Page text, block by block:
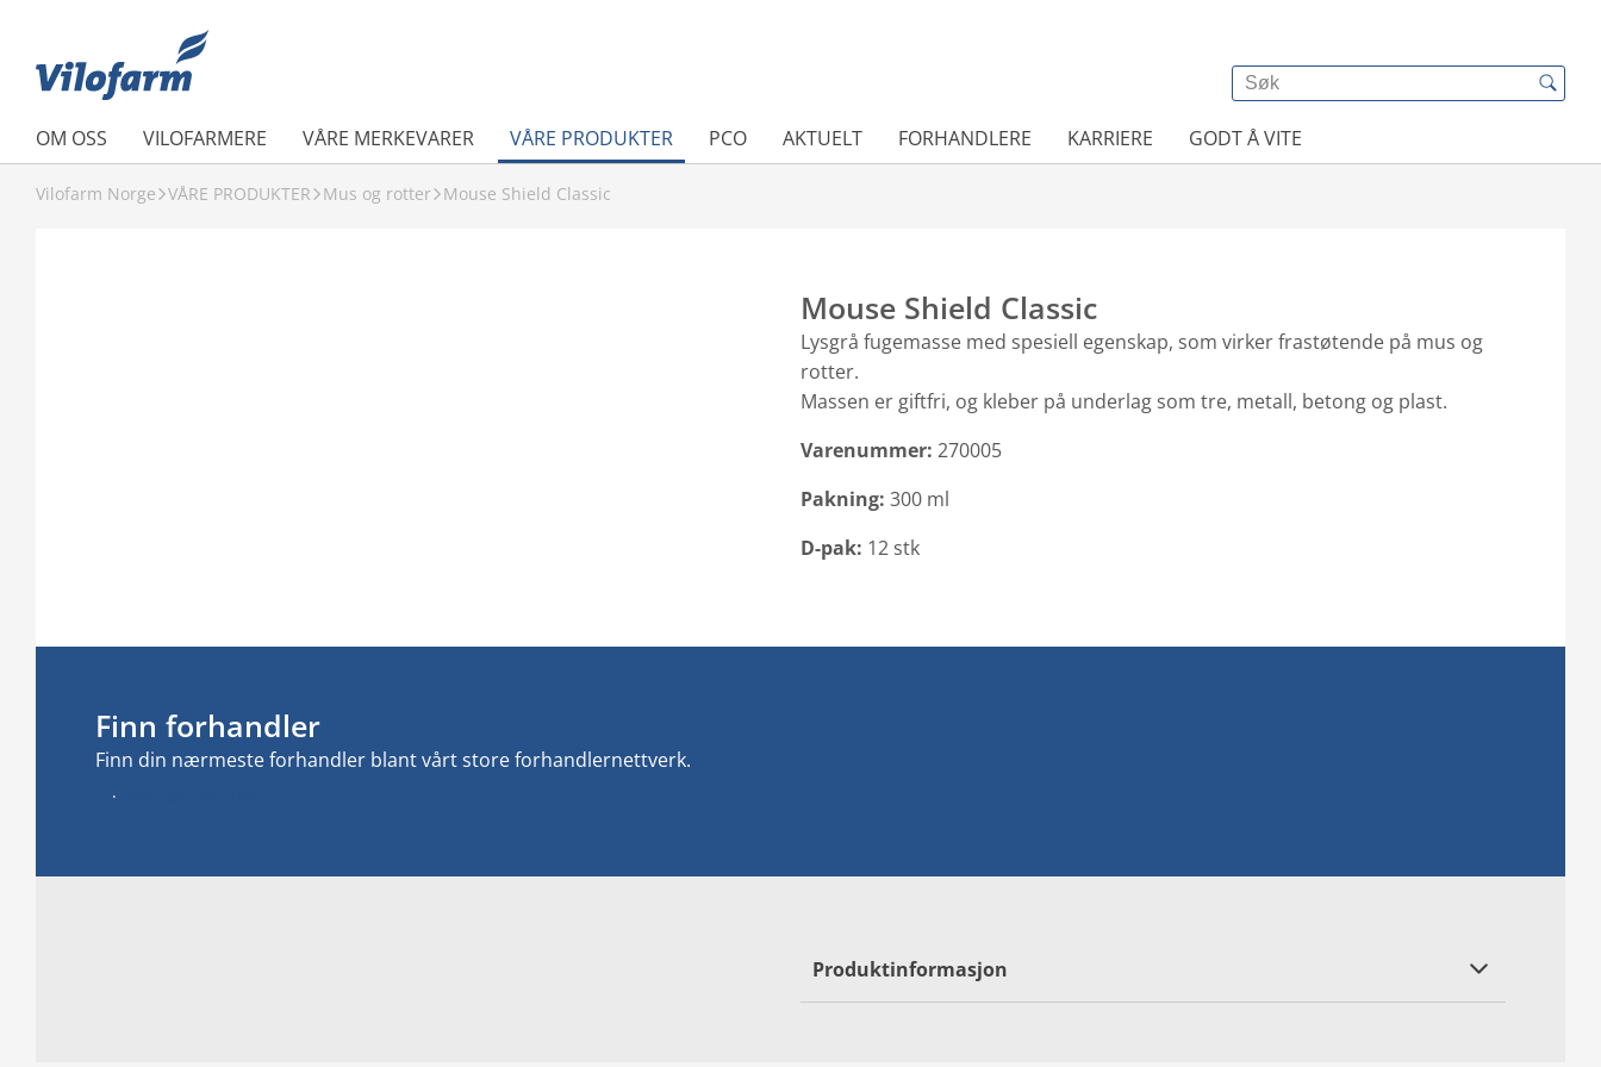
OM OSS VILOFARMERE VÅRE MERKEVARER VÅRE PRODUKTER PCO AKTUELT FORHANDLERE KARRIERE GODT Å VITE
Vilofarm Norge VÅRE PRODUKTER Mus og rotter Mouse Shield Classic
Mouse Shield Classic
Lysgrå fugemasse med spesiell egenskap, som virker frastøtende på mus og
rotter.
Massen er giftfri, og kleber på underlag som tre, metall, betong og plast.
Varenummer: 270005
Pakning: 300 ml
D-pak: 12 stk
Finn forhandler
Finn din nærmeste forhandler blant vårt store forhandlernettverk.
Finn forhandler
Produktinformasjon